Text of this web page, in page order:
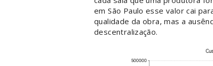
em São Paulo esse valor cai
qualidade da obra, mas a
descentralização.